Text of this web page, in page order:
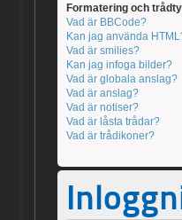
Formatering och
Vad är BBCode?
Kan jag använda
Vad är smilies?
Kan jag infoga bilder?
Vad är globala anslag?
Vad är anslag?
Vad är notiser?
Vad är låsta trådar?
Vad är trådikoner?